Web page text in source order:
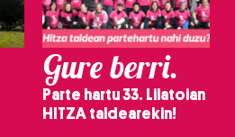
Gure berri.
Parte hartu 33. Lilatoian
HITZA taldearekin!